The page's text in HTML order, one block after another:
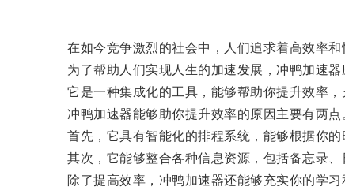
在如今竞争激烈的社会中，人们追求着高效率和
为了帮助人们实现人生的加速发展，冲鸭加速器
它是一种集成化的工具，能够帮助你提升效率，
冲鸭加速器能够助你提升效率的原因主要有两点
首先，它具有智能化的排程系统，能够根据你的
其次，它能够整合各种信息资源，包括备忘录、
除了提高效率，冲鸭加速器还能够充实你的学习